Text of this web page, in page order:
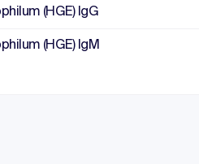
(HGE) IgG
(HGE) IgM